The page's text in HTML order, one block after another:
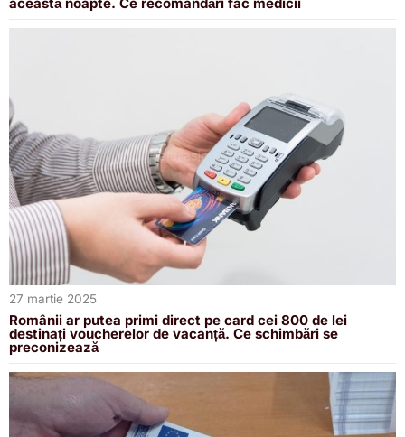
27 martie 2025
Românii ar putea primi direct pe card cei 800 de lei
destinați voucherelor de vacanță. Ce schimbări se
preconizează